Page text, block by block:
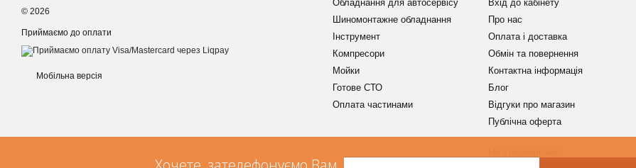
© 2026
Приймаємо до оплати
Мобільна версія
Обладнання для автосервісу
Шиномонтажне обладнання
Інструмент
Компресори
Мойки
Готове СТО
Оплата частинами
Вхід до кабінету
Про нас
Оплата і доставка
Обмін та повернення
Контактна інформація
Блог
Відгуки про магазин
Публічна оферта